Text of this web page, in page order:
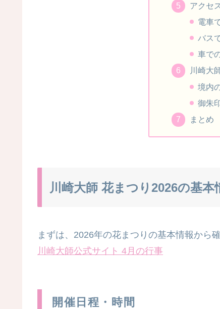
アクセ
電車
バス
車で
川崎大
境内
御朱
まとめ
川崎大師 花まつり2026の基本
まずは、2026年の花まつりの基本情報から
川崎大師公式サイト 4 月の行事
開催日程・時間